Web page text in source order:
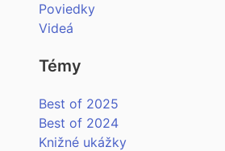
Poviedky
Videá
Témy
Best of 2025
Best of 2024
Knižné ukážky